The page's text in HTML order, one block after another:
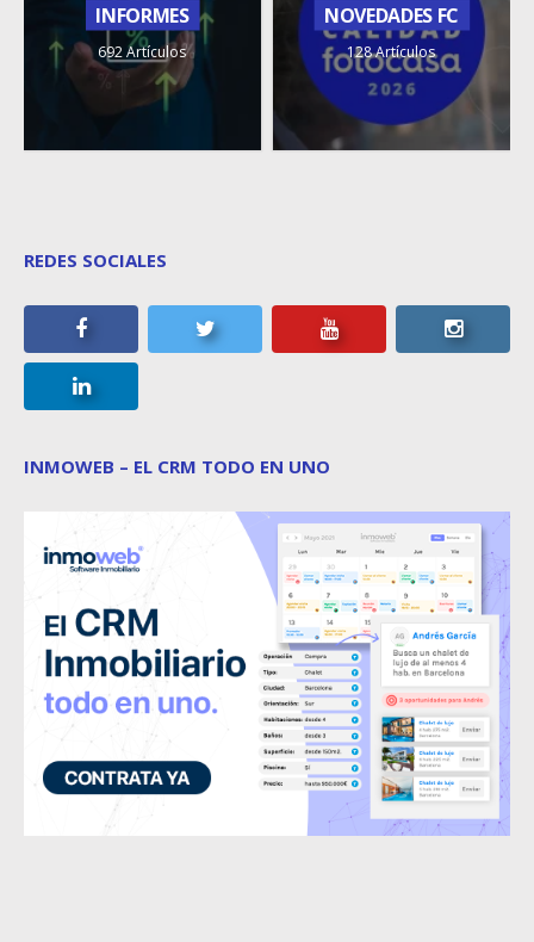
INFORMES
692 Artículos
NOVEDADES FC
128 Artículos
REDES SOCIALES
INMOWEB – EL CRM TODO EN UNO